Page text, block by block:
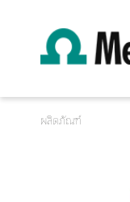
ผลิตภัณฑ์